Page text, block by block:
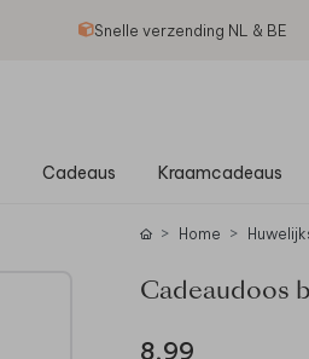
Snelle verzending NL & BE
Cadeaus Kraamcadeaus
Home
Cadeaudoos
8,99